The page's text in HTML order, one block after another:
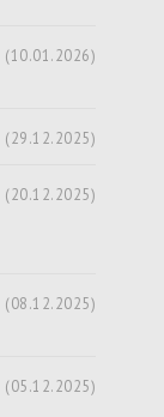
(10.01.2026)
(29.12.2025)
(20.12.2025)
(08.12.2025)
(05.12.2025)